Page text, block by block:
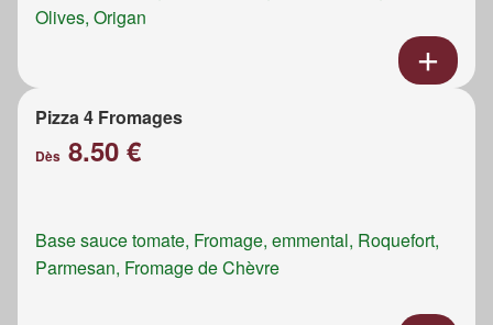
Olives, Origan
Pizza 4 Fromages
Dès 8.50 €
Base sauce tomate, Fromage, emmental, Roquefort,
Parmesan, Fromage de Chèvre